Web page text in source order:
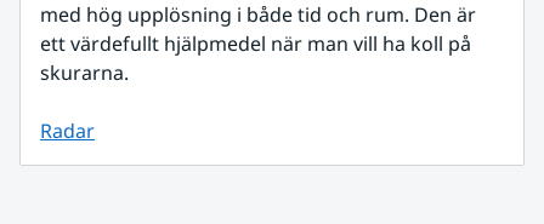
med hög upplösning i både tid och rum. Den är
ett värdefullt hjälpmedel när man vill ha koll på
skurarna.
Radar